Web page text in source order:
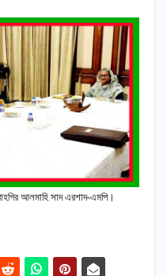
আলমাহি সাদ এরশাদ-এমপি।